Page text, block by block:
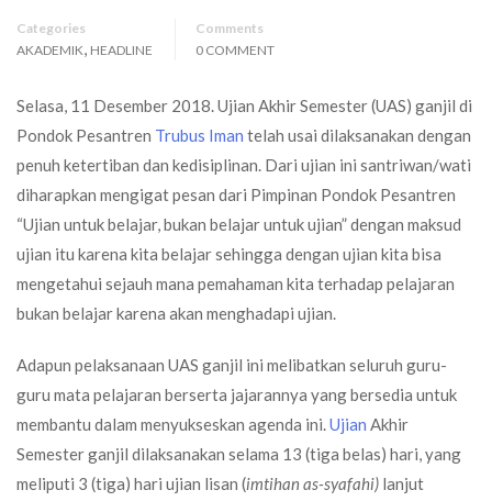
Categories
AKADEMIK, HEADLINE
Comments
0 COMMENT
Selasa, 11 Desember 2018. Ujian Akhir Semester (UAS) ganjil di
Pondok Pesantren Trubus Iman telah usai dilaksanakan dengan
penuh ketertiban dan kedisiplinan. Dari ujian ini santriwan/wati
diharapkan mengigat pesan dari Pimpinan Pondok Pesantren
“Ujian untuk belajar, bukan belajar untuk ujian” dengan maksud
ujian itu karena kita belajar sehingga dengan ujian kita bisa
mengetahui sejauh mana pemahaman kita terhadap pelajaran
bukan belajar karena akan menghadapi ujian.
Adapun pelaksanaan UAS ganjil ini melibatkan seluruh guru-
guru mata pelajaran berserta jajarannya yang bersedia untuk
membantu dalam menyukseskan agenda ini.Ujian Akhir
Semester ganjil dilaksanakan selama 13 (tiga belas) hari, yang
meliputi 3 (tiga) hari ujian lisan (imtihan as-syafahi) lanjut